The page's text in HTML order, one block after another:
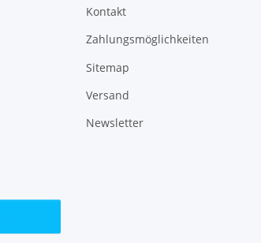
Kontakt
Zahlungsmöglichkeiten
Sitemap
Versand
Newsletter